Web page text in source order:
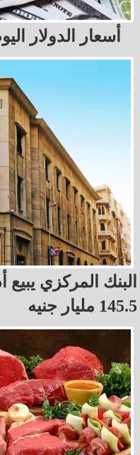
أسعار الدولار اليوم
البنك المركزي
145.5 مليار جنيه